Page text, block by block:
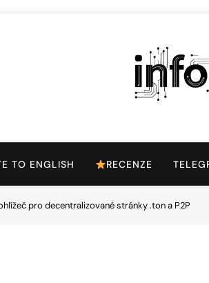
Infoek.cz
TO ENGLISH RECENZE
pro decentralizované stránky .ton a P2P